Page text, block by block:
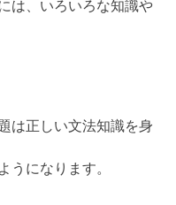
は、いろいろな知識や
は正しい文法知識を身
うになります。